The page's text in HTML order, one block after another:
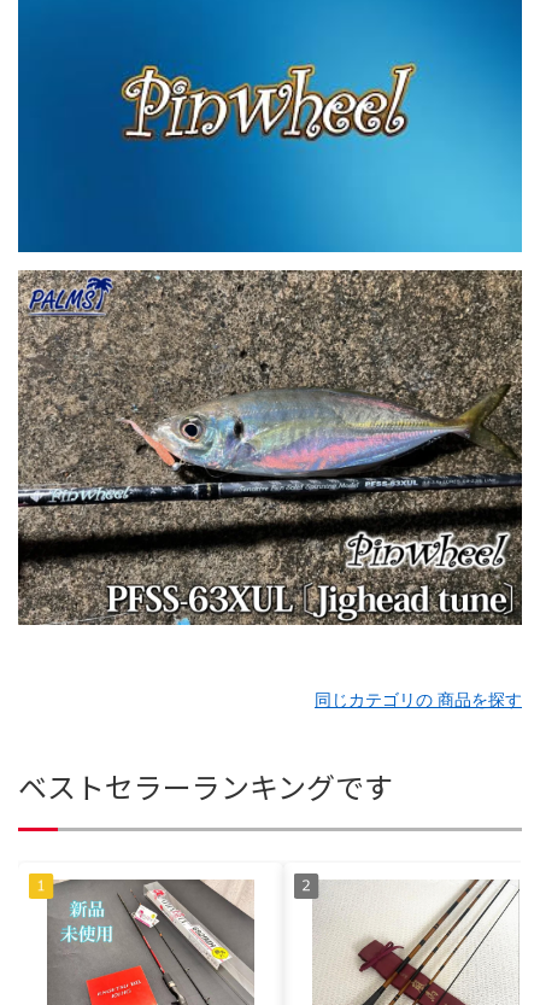
同じカテゴリの 商品を探す
ベストセラーランキングです